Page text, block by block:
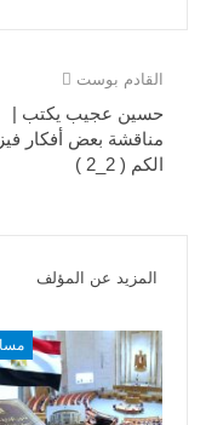
القادم بوست
حسين عجيب يكتب |
مناقشة بعض أفكار
الكم ( 2_2 )
المزيد عن المؤلف